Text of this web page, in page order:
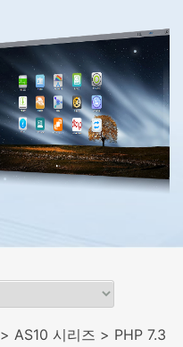
> AS10 시리즈 > PHP 7.3